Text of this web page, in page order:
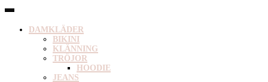
DAMKLÄDER
BIKINI
KLÄNNING
TRÖJOR
HOODIE
JEANS